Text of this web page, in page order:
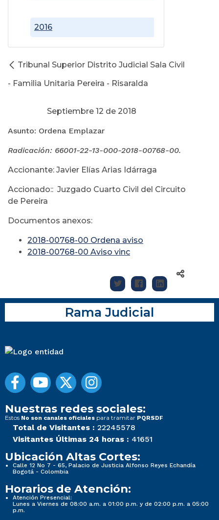
2016
Tribunal Superior Distrito Judicial Sala Civil
- Familia Unitaria Pereira - Risaralda
Septiembre 12 de 2018
Asunto: Ordena Emplazar
Radicación: 66001-22-13-000-2018-00768-00.
Accionante: Javier Elías Arias Idárraga
Accionado:: Juzgado Cuarto Civil del Circuito
de Pereira
Documentos anexos:
2018-00768-00 Ordena aviso
2018-00768-00 Aviso vinc
Rama Judicial
Nuestras redes sociales:
Estos No son canales oficiales para tramitar PQRSDF
Total de Visitantes : 22245578
Visitantes Últimas 24 horas : 41651
Ubicación Altas Cortes:
Calle 12 No 7 - 65, Palacio de Justicia Alfonso Reyes Echandía
Bogotá - Colombia
Horarios de Atención:
Atención Presencial:
Lunes a Viernes de 08:00 a.m. a 01:00 p.m. y de 02:00 p.m. a 05:00
p.m.